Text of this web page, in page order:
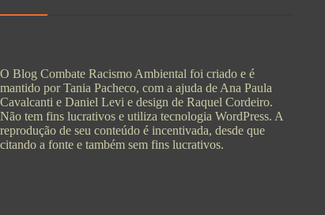
O Blog Combate Racismo Ambiental foi criado e é
mantido por Tania Pacheco, com a ajuda de Ana Paula
Cavalcanti e Daniel Levi e design de Raquel Cordeiro.
Não tem fins lucrativos e utiliza tecnologia WordPress. A
reprodução de seu conteúdo é incentivada, desde que
citando a fonte e também sem fins lucrativos.